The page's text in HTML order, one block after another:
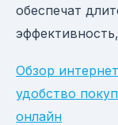
обеспечат
Обзор
удобство
онлайн